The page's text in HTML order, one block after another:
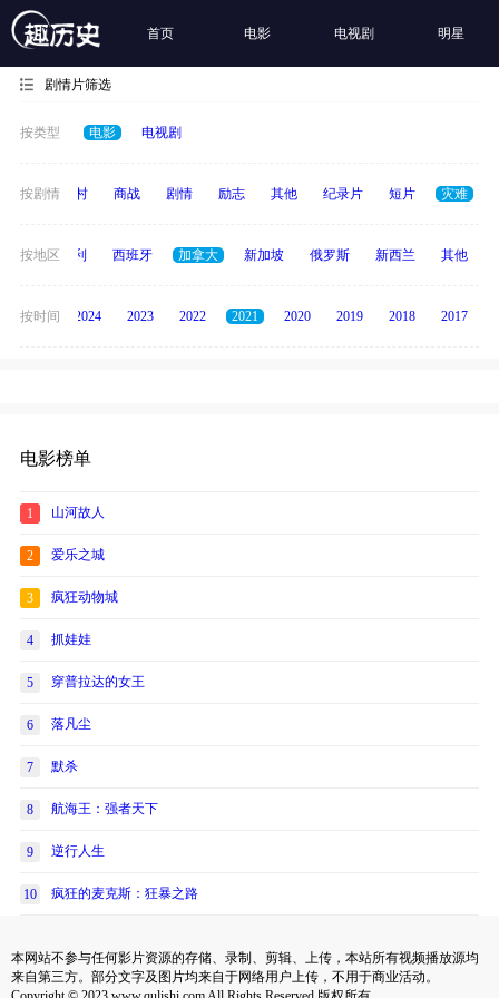
首页 电影 电视剧 明星
剧情片筛选
按类型 电影 电视剧
按剧情
历史 乡村 商战 剧情 励志 其他 纪录片 短片 灾难
按地区
度 意大利 西班牙 加拿大 新加坡 俄罗斯 新西兰 其他
按时间
2025 2024 2023 2022 2021 2020 2019 2018 2017
电影榜单
1 山河故人
2 爱乐之城
3 疯狂动物城
4 抓娃娃
5 穿普拉达的女王
6 落凡尘
7 默杀
8 航海王：强者天下
9 逆行人生
10 疯狂的麦克斯：狂暴之路
本网站不参与任何影片资源的存储、录制、剪辑、上传，本站所有视频播放源均
来自第三方。部分文字及图片均来自于网络用户上传，不用于商业活动。